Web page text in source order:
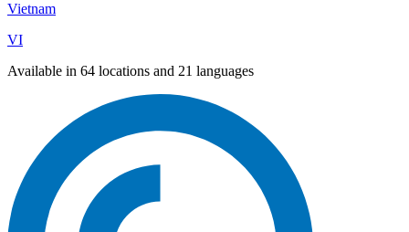
Vietnam
VI
Available in 64 locations and 21 languages